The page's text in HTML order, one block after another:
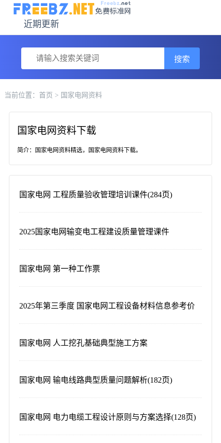
近期更新
搜索
当前位置： 首页 > 国家电网资料
国家电网资料下载
简介：国家电网资料精选，国家电网资料下载。
国家电网 工程质量验收管理培训课件(284页)
2025国家电网输变电工程建设质量管理课件
国家电网 第一种工作票
2025年第三季度 国家电网工程设备材料信息参考价
国家电网 人工挖孔基础典型施工方案
国家电网 输电线路典型质量问题解析(182页)
国家电网 电力电缆工程设计原则与方案选择(128页)